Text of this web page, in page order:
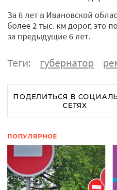
За 6 лет в Ивановской
более 2 тыс. км дорог, это
за предыдущие 6 лет.
Теги: губернатор
ПОДЕЛИТЬСЯ В
СЕТЯХ
ПОПУЛЯРНОЕ